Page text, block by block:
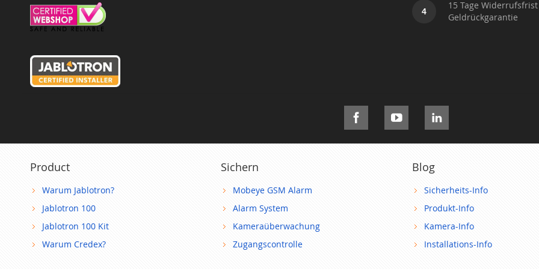
4
15 Tage Widerrufsfrist
Geldrückgarantie
Product
Warum Jablotron?
Jablotron 100
Jablotron 100 Kit
Warum Credex?
Sichern
Mobeye GSM Alarm
Alarm System
Kameraüberwachung
Zugangscontrolle
Blog
Sicherheits-Info
Produkt-Info
Kamera-Info
Installations-Info